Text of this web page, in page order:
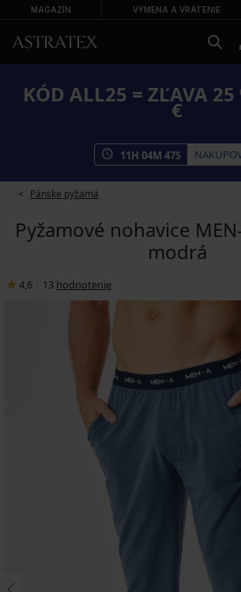
MAGAZÍN VÝMENA A VRÁTENIE
KÓD ALL25 = ZĽAVA
€
11H 04M 46S
Pánske pyžamá
Pyžamové nohavice
modrá
4,6 13 hodnotenie